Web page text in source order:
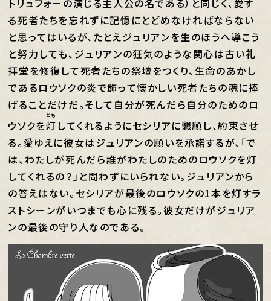
トリュフォーの演じる主人公の名である）と同じく、愛す
る死者たちを忘れずに記憶にとどめなければならない
と思ってはいるが、たとえジュリアンを生のほうへ導こう
と努力しても、ジュリアンの狂気のような関心は古い礼
拝堂を修復して死者たちの祭壇をつくり、生命のあかし
であるロウソクの炎で飾って懐かしい死者たちの魂に捧
げることだけだ。そして自分が死んだら自分のためのロ
ウソクを灯
とも
してくれるようにセシリアに懇願し、約束させ
る。愛ゆえに彼女はジュリアンの願いを承諾するが、「で
は、わたしが死んだら誰がわたしのためのロウソクを灯
してくれるの？」と問わずにいられない。ジュリアンから
の答えはない。セシリアが最後のロウソクの1本を灯すラ
ストシーンがいつまでも心に残る。彼女だけがジュリア
ンの最後の守り人なのである。